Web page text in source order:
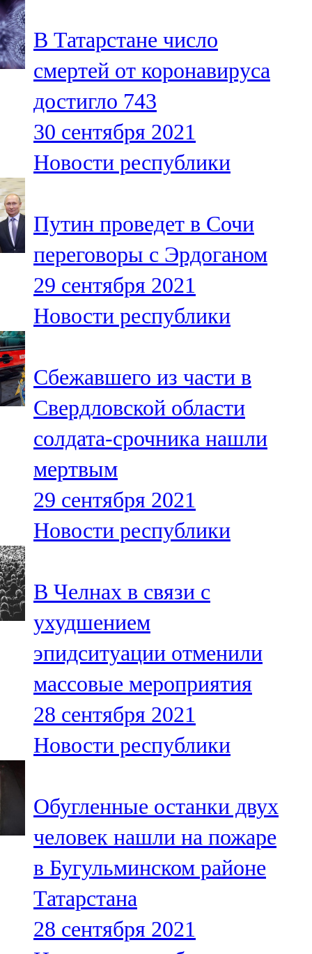
106,2 FM
Минзәлә
107,3 FM
Мөслим
100,0 FM
104,7 FM
Олы Әтнә
71,42 FM
Сарман
Теләче
106,1 FM
Түбән Кама
102,6 FM
Чирмешән
107,7 FM
103,0 FM
Чүпрәле
91,0 FM
Шәмәрдән
102,3 FM
Яңа чишмә
Яр Чаллы
105,5 FM
В Татарстане число
смертей от коронавируса
достигло 743
30 сентября 2021
Новости республики
Путин проведет в Сочи
переговоры с Эрдоганом
29 сентября 2021
Новости республики
Сбежавшего из части в
Свердловской области
солдата-срочника нашли
мертвым
29 сентября 2021
Новости республики
В Челнах в связи с
ухудшением
эпидситуации отменили
массовые мероприятия
28 сентября 2021
Новости республики
Обугленные останки двух
человек нашли на пожаре
в Бугульминском районе
Татарстана
28 сентября 2021